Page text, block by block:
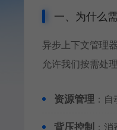
一、为什么
异步上下文管理
允许我们按需处
资源管理 ：
背压控制 ：